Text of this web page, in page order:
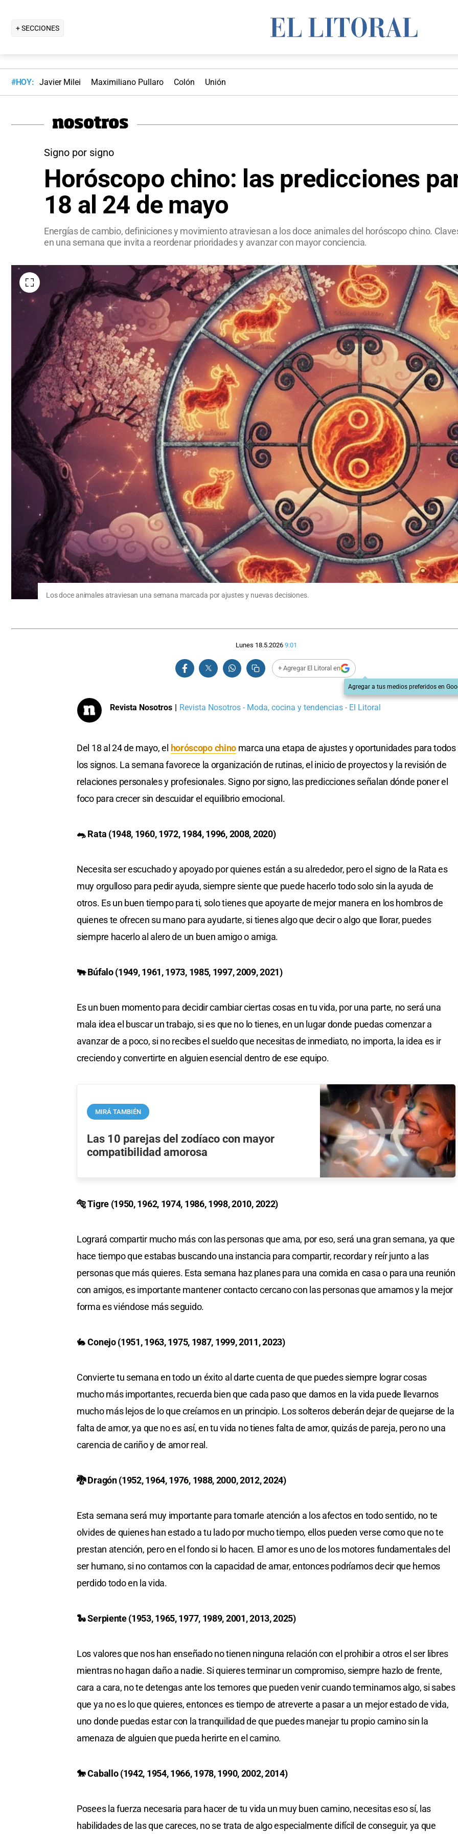
+ SECCIONES
#HOY: Javier Milei Maximiliano Pullaro Colón Unión
Signo por signo
Horóscopo chino: las predicciones
18 al 24 de mayo
Energías de cambio, definiciones y movimiento atraviesan a los doce animales del horóscopo chino.
en una semana que invita a reordenar prioridades y avanzar con mayor conciencia.
Los doce animales atraviesan una semana marcada por ajustes y nuevas decisiones.
Lunes 18.5.2026 9:01
+ Agregar El Litoral en
Agregar a tus medios preferidos en
Revista Nosotros | Revista Nosotros - Moda, cocina y tendencias - El Litoral
Del 18 al 24 de mayo, el horóscopo chino marca una etapa de ajustes y oportunidades para todos
los signos. La semana favorece la organización de rutinas, el inicio de proyectos y la revisión de
relaciones personales y profesionales. Signo por signo, las predicciones señalan dónde poner el
foco para crecer sin descuidar el equilibrio emocional.
🐀 Rata (1948, 1960, 1972, 1984, 1996, 2008, 2020)
Necesita ser escuchado y apoyado por quienes están a su alrededor, pero el signo de la Rata es
muy orgulloso para pedir ayuda, siempre siente que puede hacerlo todo solo sin la ayuda de
otros. Es un buen tiempo para ti, solo tienes que apoyarte de mejor manera en los hombros de
quienes te ofrecen su mano para ayudarte, si tienes algo que decir o algo que llorar, puedes
siempre hacerlo al alero de un buen amigo o amiga.
🐃 Búfalo (1949, 1961, 1973, 1985, 1997, 2009, 2021)
Es un buen momento para decidir cambiar ciertas cosas en tu vida, por una parte, no será una
mala idea el buscar un trabajo, si es que no lo tienes, en un lugar donde puedas comenzar a
avanzar de a poco, si no recibes el sueldo que necesitas de inmediato, no importa, la idea es ir
creciendo y convertirte en alguien esencial dentro de ese equipo.
MIRÁ TAMBIÉN
Las 10 parejas del zodíaco con mayor
compatibilidad amorosa
🐅 Tigre (1950, 1962, 1974, 1986, 1998, 2010, 2022)
Logrará compartir mucho más con las personas que ama, por eso, será una gran semana, ya que
hace tiempo que estabas buscando una instancia para compartir, recordar y reír junto a las
personas que más quieres. Esta semana haz planes para una comida en casa o para una reunión
con amigos, es importante mantener contacto cercano con las personas que amamos y la mejor
forma es viéndose más seguido.
🐇Conejo (1951, 1963, 1975, 1987, 1999, 2011, 2023)
Convierte tu semana en todo un éxito al darte cuenta de que puedes siempre lograr cosas
mucho más importantes, recuerda bien que cada paso que damos en la vida puede llevarnos
mucho más lejos de lo que creíamos en un principio. Los solteros deberán dejar de quejarse de la
falta de amor, ya que no es así, en tu vida no tienes falta de amor, quizás de pareja, pero no una
carencia de cariño y de amor real.
🐉 Dragón (1952, 1964, 1976, 1988, 2000, 2012, 2024)
Esta semana será muy importante para tomarle atención a los afectos en todo sentido, no te
olvides de quienes han estado a tu lado por mucho tiempo, ellos pueden verse como que no te
prestan atención, pero en el fondo si lo hacen. El amor es uno de los motores fundamentales del
ser humano, si no contamos con la capacidad de amar, entonces podríamos decir que hemos
perdido todo en la vida.
🐍 Serpiente (1953, 1965, 1977, 1989, 2001, 2013, 2025)
Los valores que nos han enseñado no tienen ninguna relación con el prohibir a otros el ser libres
mientras no hagan daño a nadie. Si quieres terminar un compromiso, siempre hazlo de frente,
cara a cara, no te detengas ante los temores que pueden venir cuando terminamos algo, si sabes
que ya no es lo que quieres, entonces es tiempo de atreverte a pasar a un mejor estado de vida,
uno donde puedas estar con la tranquilidad de que puedes manejar tu propio camino sin la
amenaza de alguien que pueda herirte en el camino.
🐎 Caballo (1942, 1954, 1966, 1978, 1990, 2002, 2014)
Posees la fuerza necesaria para hacer de tu vida un muy buen camino, necesitas eso sí, las
habilidades de las que careces, no se trata de algo especialmente difícil de conseguir, ya que